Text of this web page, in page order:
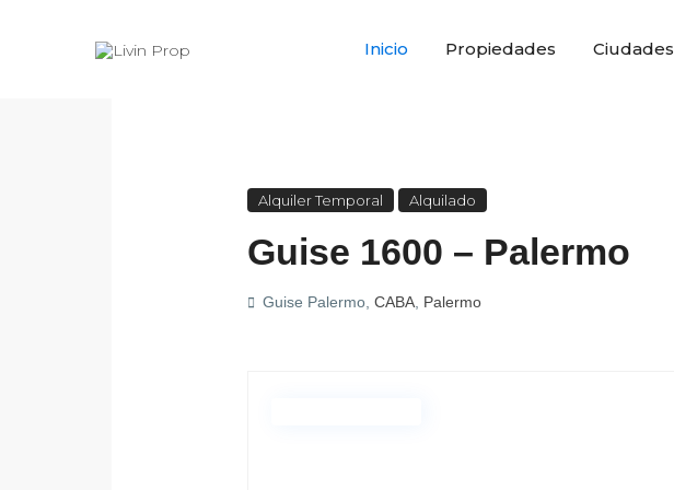
Inicio Propiedades Ciudades
Alquiler Temporal Alquilado
Guise 1600 – Palermo
Guise Palermo, CABA Palermo